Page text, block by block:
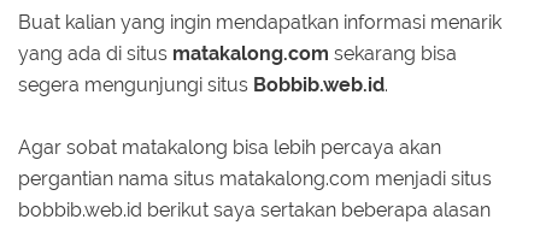
Buat kalian yang ingin mendapatkan informasi menarik
yang ada di situs matakalong.com sekarang bisa
segera mengunjungi situs Bobbib.web.id.
Agar sobat matakalong bisa lebih percaya akan
pergantian nama situs matakalong.com menjadi situs
bobbib.web.id berikut saya sertakan beberapa alasan